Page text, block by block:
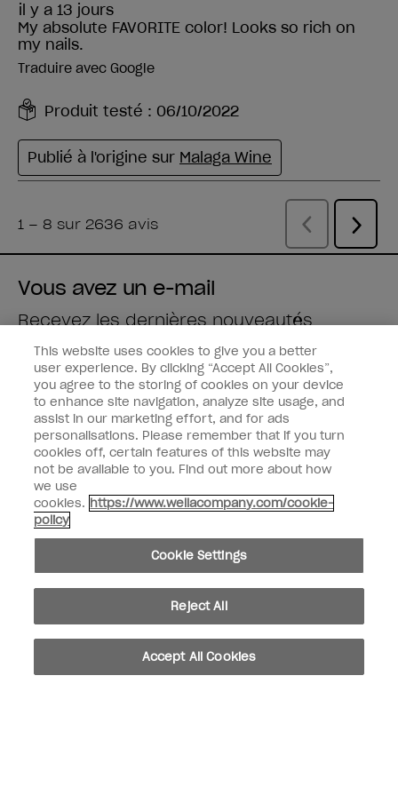
Vous avez un e-mail
Recevez les dernières nouveautés
Saisissez votre adresse e-mail *
Type de client
Fan de vernis
Professionnel
M'INSCRIRE
Informations clients
Connectez-Vous
This website uses cookies to give you a better
user experience. By clicking “Accept All Cookies”,
you agree to the storing of cookies on your device
to enhance site navigation, analyze site usage, and
assist in our marketing effort, and for ads
personalisations. Please remember that if you turn
cookies off, certain features of this website may
not be available to you. Find out more about how
we use
cookies. https://www.wellacompany.com/cookie-
policy
Cookie Settings
Reject All
Accept All Cookies